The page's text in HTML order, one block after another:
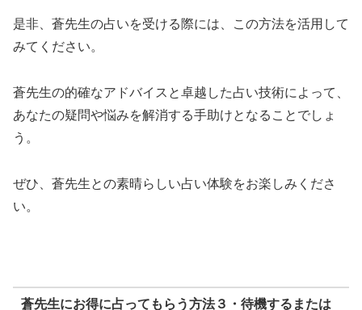
是非、蒼先生の占いを受ける際には、この方法を活用して
みてください。
蒼先生の的確なアドバイスと卓越した占い技術によって、
あなたの疑問や悩みを解消する手助けとなることでしょ
う。
ぜひ、蒼先生との素晴らしい占い体験をお楽しみくださ
い。
蒼先生にお得に占ってもらう方法３・待機するまたは